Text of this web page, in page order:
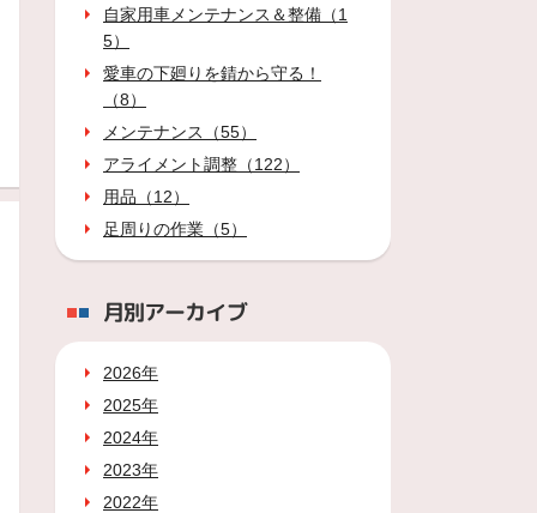
自家用車メンテナンス＆整備（1
5）
愛車の下廻りを錆から守る！
（8）
メンテナンス（55）
アライメント調整（122）
用品（12）
足周りの作業（5）
月別アーカイブ
2026年
2025年
2024年
2023年
2022年